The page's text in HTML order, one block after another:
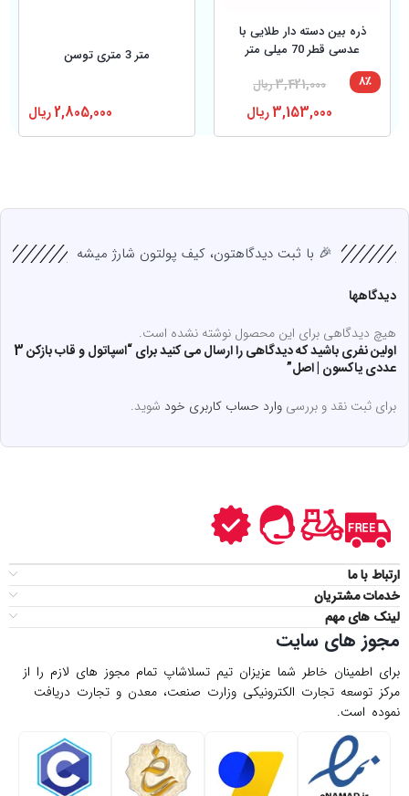
ذره بین دسته دار طلایی با
عدسی قطر 70 میلی متر
3,421,000ریال
3,153,000ریال
۸٪
متر 3 متری توسن
2,805,000ریال
🎉 با ثبت دیدگاهتون، کیف پولتون شارژ میشه
دیدگاهها
هیچ دیدگاهی برای این محصول نوشته نشده است.
اولین نفری باشید که دیدگاهی را ارسال می کنید برای “اسپاتول و قاب بازکن 3
عددی یاکسون | اصل”
برای ثبت نقد و بررسیوارد حساب کاربری خود شوید.
ارتباط با ما
خدمات مشتریان
لینک های مهم
مجوز های سایت
برای اطمینان خاطر شما عزیزان تیم تسلاشاپ تمام مجوز های لازم را از
مركز توسعه تجارت الكترونیكی وزارت صنعت، معدن و تجارت دریافت
نموده است.